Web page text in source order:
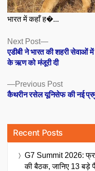
भारत में कहाँ ह�...
Posts
navigation
Previous PostPrevious
post:
कैथरीन रसेल यूनिसेफ की नई
Next Post
Next
post:
एडीबी ने भारत की शहरी सेवाओं
के ऋण को मंजूरी दी
Recent Posts
G7 Summit 2026:
की बैठक, जानिए 13 बड़े